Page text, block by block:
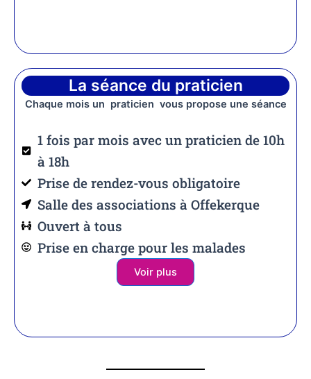
La séance du praticien
Chaque mois un praticien vous propose une séance
1 fois par mois avec un praticien de 10h
à 18h
Prise de rendez-vous obligatoire
Salle des associations à Offekerque
Ouvert à tous
Prise en charge pour les malades
Voir plus